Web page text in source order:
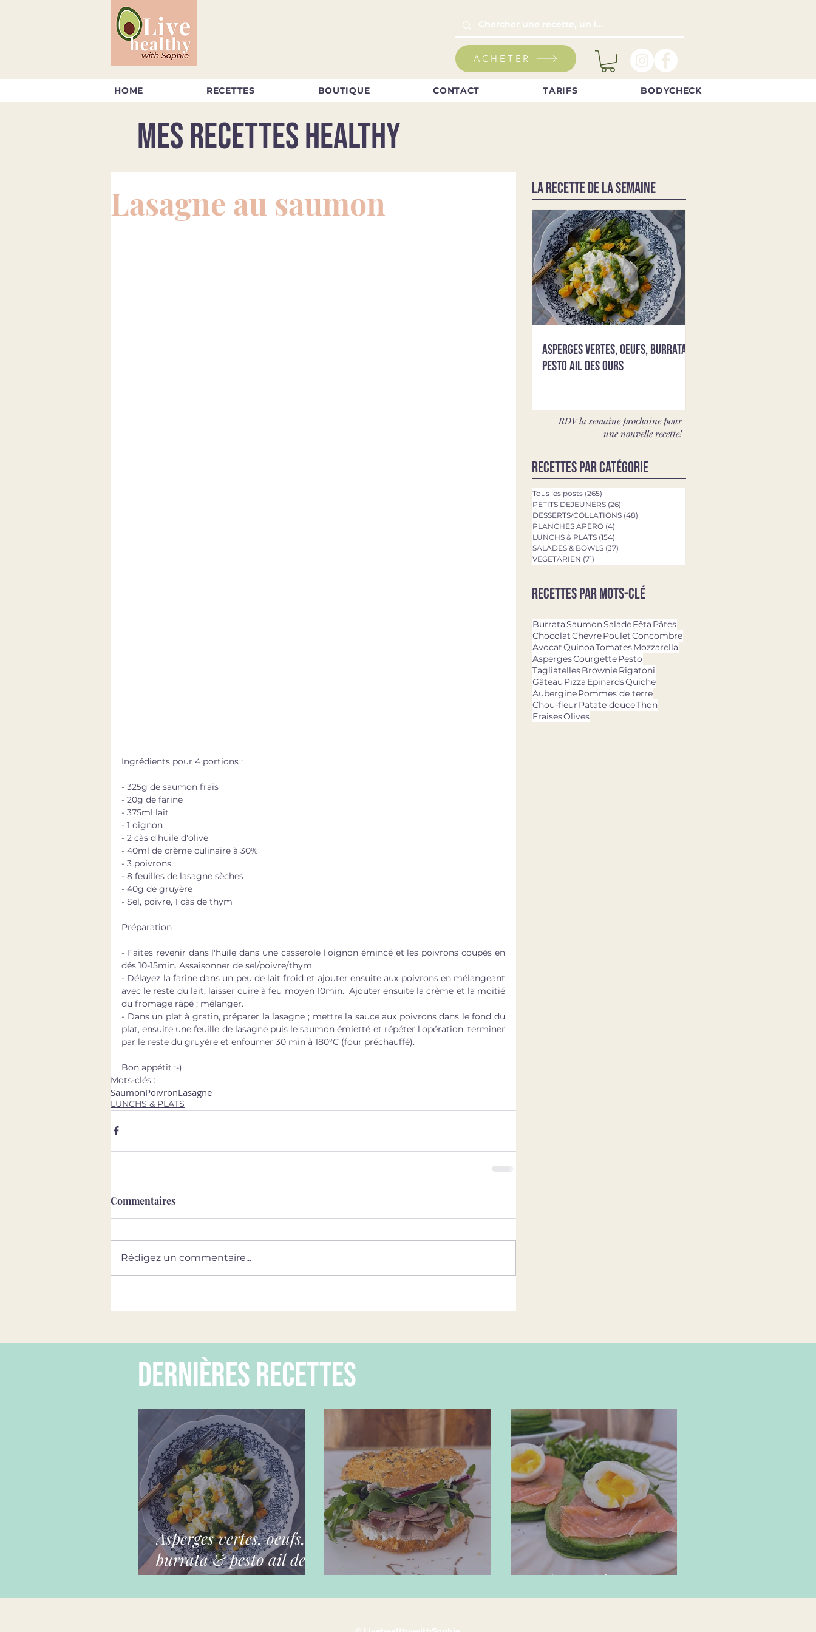
ACHETER
HOME RECETTES BOUTIQUE CONTACT TARIFS BODYCHECK
Mes recettes healthy
Lasagne au saumon
Ingrédients pour 4 portions :
- 325g de saumon frais
- 20g de farine
- 375ml lait
- 1 oignon
- 2 càs d'huile d'olive
- 40ml de crème culinaire à 30%
- 3 poivrons
- 8 feuilles de lasagne sèches
- 40g de gruyère
- Sel, poivre, 1 càs de thym
Préparation :
- Faites revenir dans l'huile dans une casserole l'oignon émincé et les poivrons coupés en
dés 10-15min. Assaisonner de sel/poivre/thym.
- Délayez la farine dans un peu de lait froid et ajouter ensuite aux poivrons en mélangeant
avec le reste du lait, laisser cuire à feu moyen 10min.  Ajouter ensuite la crème et la moitié
du fromage râpé ; mélanger.
- Dans un plat à gratin, préparer la lasagne ; mettre la sauce aux poivrons dans le fond du
plat, ensuite une feuille de lasagne puis le saumon émietté et répéter l'opération, terminer
par le reste du gruyère et enfourner 30 min à 180°C (four préchauffé).
Bon appétit :-)
Mots-clés :
SaumonPoivronLasagne
LUNCHS & PLATS
Commentaires
Rédigez un commentaire...
LA RECETTE DE LA SEMAINE
Asperges vertes, oeufs, burrata &
pesto ail des ours
RDV la semaine prochaine pour
une nouvelle recette!
Recettes par catégorie
Tous les posts (265)
PETITS DEJEUNERS (26)
DESSERTS/COLLATIONS (48)
PLANCHES APERO (4)
LUNCHS & PLATS (154)
SALADES & BOWLS (37)
VEGETARIEN (71)
Recettes par mots-clé
BurrataSaumonSaladeFêta Pâtes
ChocolatChèvrePouletConcombre
AvocatQuinoaTomatesMozzarella
AspergesCourgettePesto
TagliatellesBrownieRigatoni
Gâteau Pizza EpinardsQuiche
AuberginePommes de terre
Chou-fleur Patate douceThon
FraisesOlives
dernières recettes
Asperges vertes, oeufs,
burrata & pesto ail des
ours
Bagels maison Galettes d'épinards